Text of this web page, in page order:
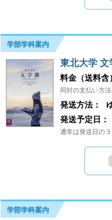
学部学科案内
東北大学 文
料金（送料含
同封の支払い方
発送方法：
発送予定日：
通常は発送日の
学部学科案内